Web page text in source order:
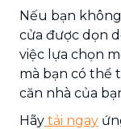
Nếu bạn
cửa được dọn
việc lựa chọn
mà bạn có thể
căn nhà của
Hãy tải ngay